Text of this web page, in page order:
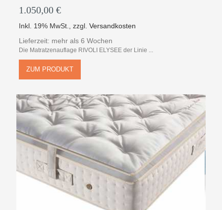
1.050,00 €
Inkl. 19% MwSt. ,zzgl.Versandkosten
Lieferzeit: mehr als 6 Wochen
Die Matratzenauflage RIVOLI ELYSEE der Linie ...
ZUM PRODUKT